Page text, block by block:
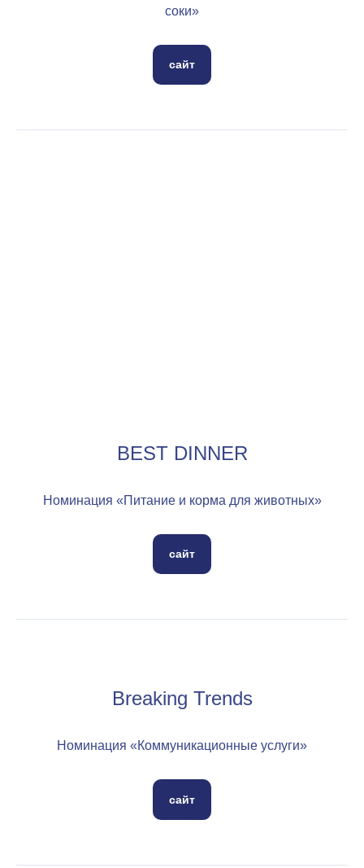
соки»
сайт
BEST DINNER
Номинация «Питание и корма для животных»
сайт
Breaking Trends
Номинация «Коммуникационные услуги»
сайт